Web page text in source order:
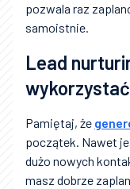
pozwala raz
samoistnie.
Lead
Pamiętaj, że
początek. Nawet
dużo nowych
masz dobrze